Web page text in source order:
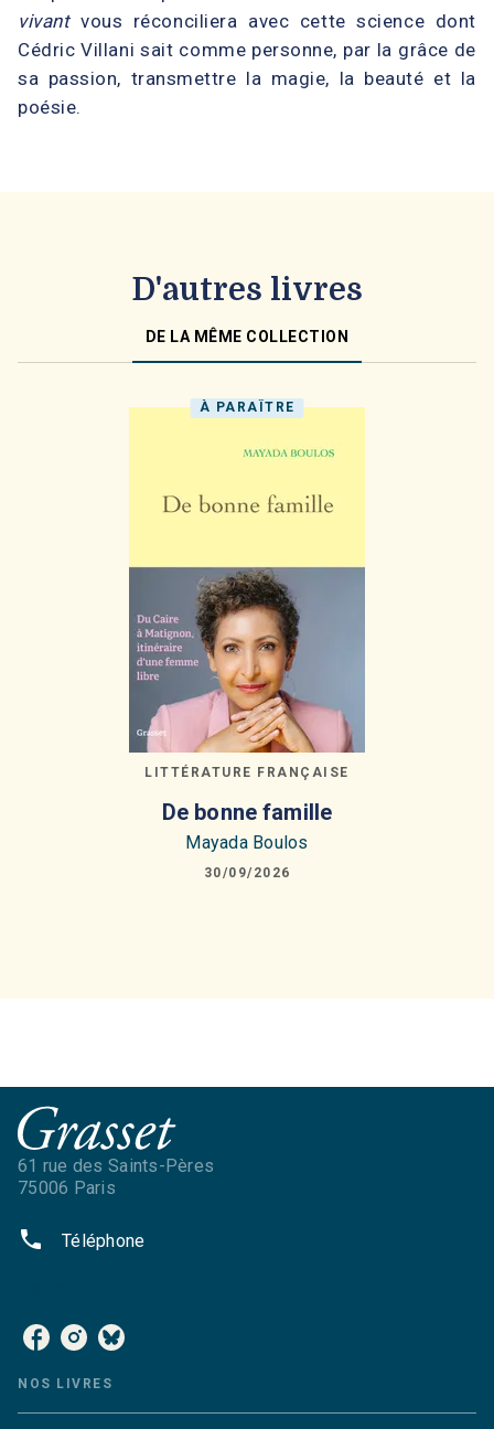
vivantvous réconciliera avec cette science dont
Cédric Villani sait comme personne, par la grâce de
sa passion, transmettre la magie, la beauté et la
poésie.
D'autres livres
DE LA MÊME COLLECTION
À PARAÎTRE
LITTÉRATURE FRANÇAISE
De bonne famille
Mayada Boulos
30/09/2026
61 rue des Saints-Pères
75006 Paris
phone Téléphone
NOS LIVRES